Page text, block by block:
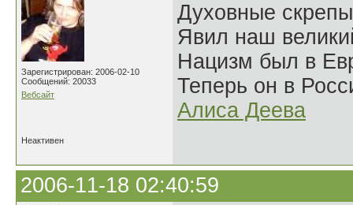
Зарегистрирован: 2006-02-10
Сообщений: 20033
Вебсайт
Духовные
Явил наш
Нацизм был в
Теперь он в
Алиса Деева
Неактивен
2006-11-18 02:40:59